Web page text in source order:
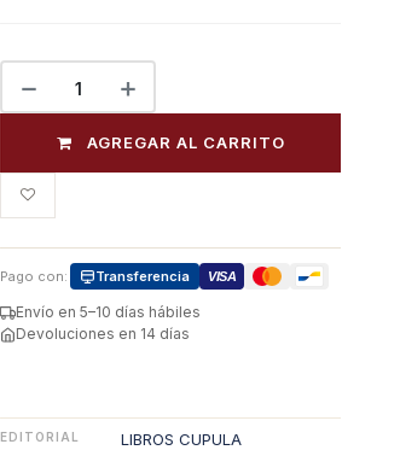
AGREGAR AL CARRITO
Pago con: Transferencia VISA
Envío en 5–10 días hábiles
Devoluciones en 14 días
EDITORIAL LIBROS CUPULA